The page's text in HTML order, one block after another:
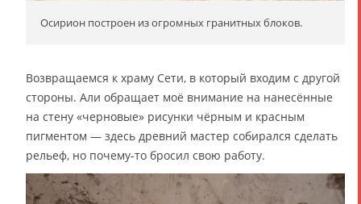
Осирион построен из огромных гранитных блоков.
Возвращаемся к храму Сети, в который входим с другой
стороны. Али обращает моё внимание на нанесённые
на стену «черновые» рисунки чёрным и красным
пигментом — здесь древний мастер собирался сделать
рельеф, но почему-то бросил свою работу.